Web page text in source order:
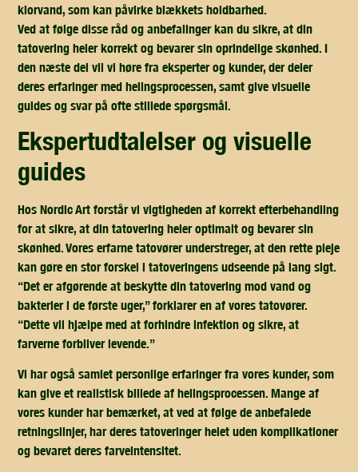
klorvand, som kan påvirke blækkets holdbarhed.
Ved at følge disse råd og anbefalinger kan du sikre, at din
tatovering heler korrekt og bevarer sin oprindelige skønhed. I
den næste del vil vi høre fra eksperter og kunder, der deler
deres erfaringer med helingsprocessen, samt give visuelle
guides og svar på ofte stillede spørgsmål.
ekspertudtalelser og visuelle
guides
Hos Nordic Art forstår vi vigtigheden af korrekt efterbehandling
for at sikre, at din tatovering heler optimalt og bevarer sin
skønhed. Vores erfarne tatovører understreger, at den rette pleje
kan gøre en stor forskel i tatoveringens udseende på lang sigt.
“Det er afgørende at beskytte din tatovering mod vand og
bakterier i de første uger,” forklarer en af vores tatovører.
“Dette vil hjælpe med at forhindre infektion og sikre, at
farverne forbliver levende.”
Vi har også samlet personlige erfaringer fra vores kunder, som
kan give et realistisk billede af helingsprocessen. Mange af
vores kunder har bemærket, at ved at følge de anbefalede
retningslinjer, har deres tatoveringer helet uden komplikationer
og bevaret deres farveintensitet.